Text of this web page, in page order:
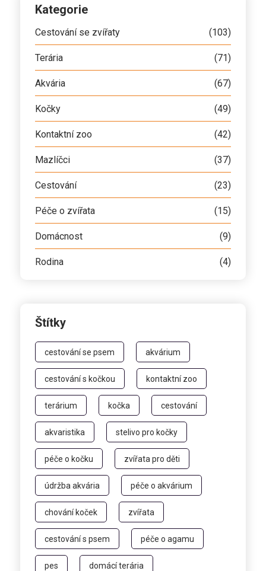
Kategorie
Cestování se zvířaty (103)
Terária (71)
Akvária (67)
Kočky (49)
Kontaktní zoo (42)
Mazlíčci (37)
Cestování (23)
Péče o zvířata (15)
Domácnost (9)
Rodina (4)
Štítky
cestování se psem akvárium
cestování s kočkou kontaktní zoo
terárium kočka cestování
akvaristika stelivo pro kočky
péče o kočku zvířata pro děti
údržba akvária péče o akvárium
chování koček zvířata
cestování s psem péče o agamu
pes domácí terária